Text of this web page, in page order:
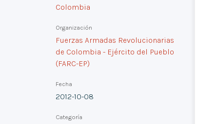
Colombia
Organización
Fuerzas Armadas Revolucionarias
de Colombia - Ejército del Pueblo
(FARC-EP)
Fecha
2012-10-08
Categoría